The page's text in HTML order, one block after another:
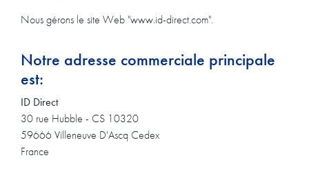
Nous gérons le site Web "www.id-direct.com".
Notre adresse commerciale principale
est:
ID Direct
30 rue Hubble - CS 10320
59666Villeneuve D'Ascq Cedex
France